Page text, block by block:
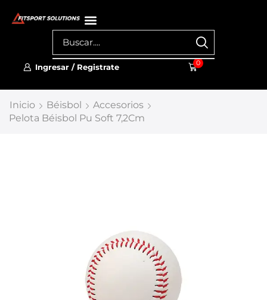
Ingresar / Registrate 0
Inicio Béisbol
Accesorios
Pelota Béisbol Pu Soft 7,2Cm